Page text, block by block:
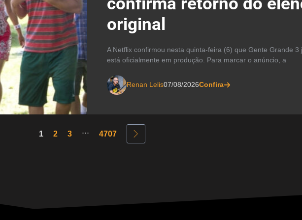
original
A Netflix confirmou nesta quinta-feira (6) que Gente Grande 3
está oficialmente em produção. Para marcar o anúncio, a
Renan Lelis07/08/2026Confira
1 2 3 ... 4707